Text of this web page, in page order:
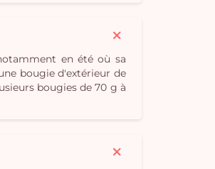
en été où sa
bougie d'extérieur de
bougies de 70 g à